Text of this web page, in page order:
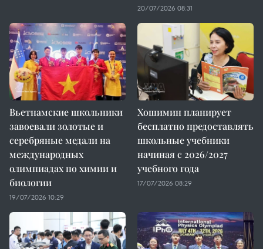
20/07/2026 08:31
Вьетнамские школьники
завоевали золотые и
серебряные медали на
международных
олимпиадах по химии и
биологии
19/07/2026 10:29
Хошимин планирует
бесплатно предоставлять
школьные учебники
начиная с 2026/2027
учебного года
17/07/2026 08:29